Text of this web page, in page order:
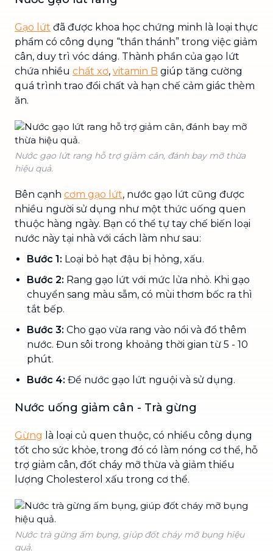
Gạo lứt đã được khoa học chứng minh là loại thực
phẩm có công dụng “thần thánh” trong việc giảm
cân, duy trì vóc dáng. Thành phần của gạo lứt
chứa nhiều chất xơ, vitamin B giúp tăng cường
quá trình trao đổi chất và hạn chế cảm giác thèm
ăn.
Nước gạo lứt rang hỗ trợ giảm cân, đánh bay mỡ thừa
hiệu quả.
Bên cạnh cơm gạo lứt, nước gạo lứt cũng được
nhiều người sử dụng như một thức uống quen
thuộc hàng ngày. Bạn có thể tự tay chế biến loại
nước này tại nhà với cách làm như sau:
Bước 1: Loại bỏ hạt đậu bị hỏng, xấu.
Bước 2: Rang gạo lứt với mức lửa nhỏ. Khi gạo
chuyển sang màu sẫm, có mùi thơm bốc ra thì
tắt bếp.
Bước 3: Cho gạo vừa rang vào nồi và đổ thêm
nước. Đun sôi trong khoảng thời gian từ 5 - 10
phút.
Bước 4: Để nước gạo lứt nguội và sử dụng.
Nước uống giảm cân - Trà gừng
Gừng là loại củ quen thuộc, có nhiều công dụng
tốt cho sức khỏe, trong đó có làm nóng cơ thể, hỗ
trợ giảm cân, đốt cháy mỡ thừa và giảm thiểu
lượng Cholesterol xấu trong cơ thể.
Nước trà gừng ấm bụng, giúp đốt cháy mỡ bụng hiệu
quả.